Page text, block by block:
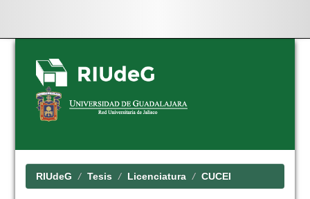
Skip
navigation
RIUdeG Tesis Licenciatura CUCEI